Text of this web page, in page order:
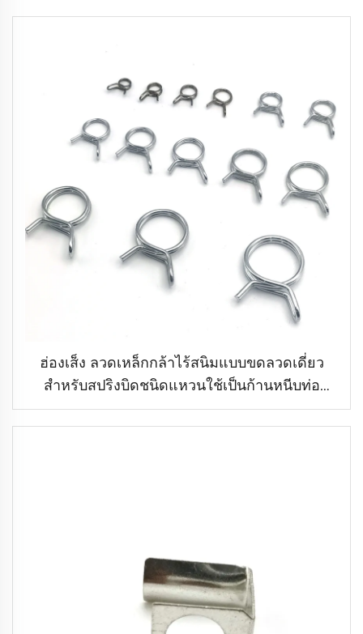
ฮ่องเส็ง ลวดเหล็กกล้าไร้สนิมแบบขดลวดเดี่ยว
สำหรับสปริงบิดชนิดแหวนใช้เป็นก้านหนีบท่อ
สำหรับสายเชื้อเพลิง